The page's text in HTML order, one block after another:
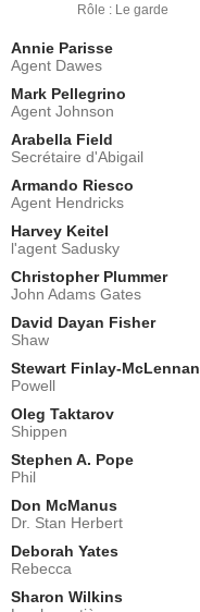
Rôle : Le garde
Annie Parisse
Agent Dawes
Mark Pellegrino
Agent Johnson
Arabella Field
Secrétaire d'Abigail
Armando Riesco
Agent Hendricks
Harvey Keitel
l'agent Sadusky
Christopher Plummer
John Adams Gates
David Dayan Fisher
Shaw
Stewart Finlay-McLennan
Powell
Oleg Taktarov
Shippen
Stephen A. Pope
Phil
Don McManus
Dr. Stan Herbert
Deborah Yates
Rebecca
Sharon Wilkins